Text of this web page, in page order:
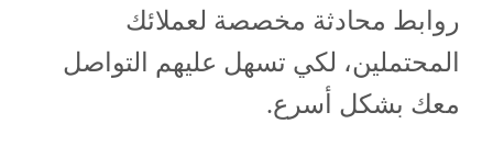
روابط محادثة مخصصة لعملائك
المحتملين، لكي تسهل عليهم التواصل
معك بشكل أسرع.